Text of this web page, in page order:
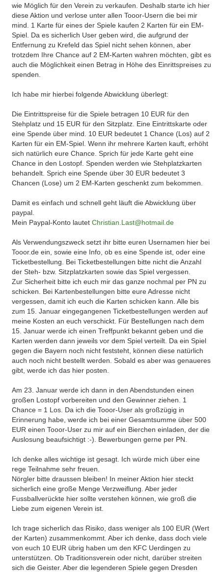
wie Möglich für den Verein zu verkaufen. Deshalb starte ich hier
diese Aktion und verlose unter allen Tooor-Usern die bei mir
mind. 1 Karte für eines der Spiele kaufen 2 Karten für ein EM-
Spiel. Da es sicherlich User geben wird, die aufgrund der
Entfernung zu Krefeld das Spiel nicht sehen können, aber
trotzdem Ihre Chance auf 2 EM-Karten wahren möchten, gibt es
auch die Möglichkeit einen Betrag in Höhe des Einrittspreises zu
spenden.
Ich habe mir hierbei folgende Abwicklung überlegt:
Die Eintrittspreise für die Spiele betragen 10 EUR für den
Stehplatz und 15 EUR für den Sitzplatz. Eine Eintrittskarte oder
eine Spende über mind. 10 EUR bedeutet 1 Chance (Los) auf 2
Karten für ein EM-Spiel. Wenn ihr mehrere Karten kauft, erhöht
sich natürlich eure Chance. Sprich für jede Karte geht eine
Chance in den Lostopf. Spenden werden wie Stehplatzkarten
behandelt. Sprich eine Spende über 30 EUR bedeutet 3
Chancen (Lose) um 2 EM-Karten geschenkt zum bekommen.
Damit es einfach und schnell geht läuft die Abwicklung über
paypal.
Mein Paypal-Konto lautetChristian.Last@hotmail.de
Als Verwendungszweck setzt ihr bitte euren Usernamen hier bei
Tooor.de ein, sowie eine Info, ob es eine Spende ist, oder eine
Ticketbestellung. Bei Ticketbestellungen bitte nicht die Anzahl
der Steh- bzw. Sitzplatzkarten sowie das Spiel vergessen.
Zur Sicherheit bitte ich euch mir das ganze nochmal per PN zu
schicken. Bei Kartenbestellungen bitte eure Adresse nicht
vergessen, damit ich euch die Karten schicken kann. Alle bis
zum 15. Januar eingegangenen Ticketbestellungen werden auf
meine Kosten an euch verschickt. Für Bestellungen nach dem
15. Januar werde ich einen Treffpunkt bekannt geben und die
Karten werden dann jeweils vor dem Spiel verteilt. Da ein Spiel
gegen die Bayern noch nicht feststeht, können diese natürlich
auch noch nicht bestellt werden. Sobald es aber was genaueres
gibt, werde ich das hier posten.
Am 23. Januar werde ich dann in den Abendstunden einen
großen Lostopf vorbereiten und den Gewinner ziehen. 1
Chance = 1 Los. Da ich die Tooor-User als großzügig in
Erinnerung habe, werde ich bei einer Gesamtsumme über 500
EUR einen Tooor-User zu mir auf ein Bierchen einladen, der die
Auslosung beaufsichtigt :-). Bewerbungen gerne per PN.
Ich denke alles wichtige ist gesagt. Ich würde mich über eine
rege Teilnahme sehr freuen.
Nörgler bitte draussen bleiben! In meiner Aktion hier steckt
sicherlich eine große Menge Verzweiflung. Aber jeder
Fussballverückte hier sollte verstehen können, wie groß die
Liebe zum eigenen Verein ist.
Ich trage sicherlich das Risiko, dass weniger als 100 EUR (Wert
der Karten) zusammenkommt. Aber ich denke, dass doch viele
von euch 10 EUR übrig haben um den KFC Uerdingen zu
unterstützen. Ob Traditionsverein oder nicht, darüber streiten
sich die Geister. Aber die legenderen Spiele gegen Dresden